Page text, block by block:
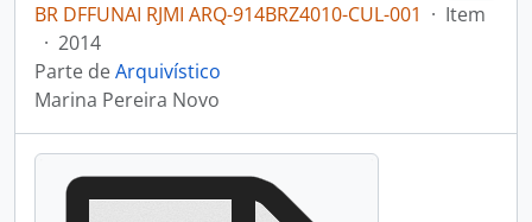
BR DFFUNAI RJMI ARQ-914BRZ4010-CUL-001 · Item
· 2014
Parte deArquivístico
Marina Pereira Novo